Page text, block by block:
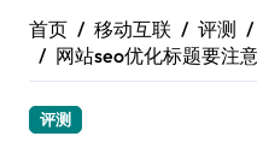
首页 移动互联 评测
网站seo优化标题要注
评测